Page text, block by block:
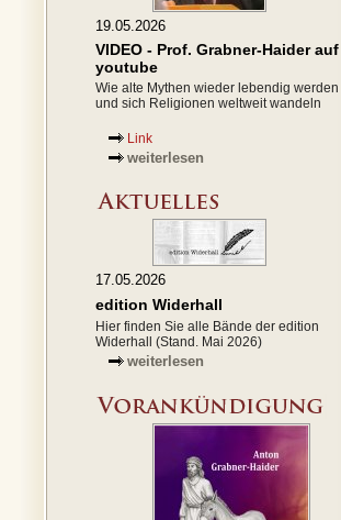
19.05.2026
VIDEO - Prof. Grabner-Haider auf
youtube
Wie alte Mythen wieder lebendig werden
und sich Religionen weltweit wandeln
Link
weiterlesen
17.05.2026
edition Widerhall
Hier finden Sie alle Bände der edition
Widerhall (Stand. Mai 2026)
weiterlesen